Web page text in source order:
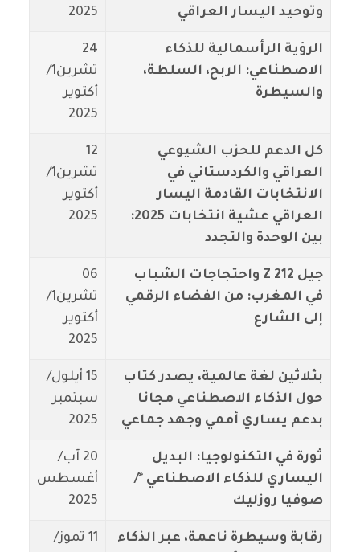
وتوحيد اليسار العراقي
2025
الرؤية الرأسمالية للذكاء
الاصطناعي: الربح، السلطة،
والسيطرة
24
تشرين1/
أكتوير
2025
كل الدعم للحزب الشيوعي
العراقي والكردستاني في
الانتخابات القادمة اليسار
العراقي عشية انتخابات 2025:
بين الوحدة والتجدد
12
تشرين1/
أكتوير
2025
جيل Z 212 واحتجاجات الشباب
في المغرب: من الفضاء الرقمي
إلى الشارع
06
تشرين1/
أكتوير
2025
بثلاثين لغة عالمية، يصدر كتاب
حول الذكاء الاصطناعي مجانا
بدعم يساري أممي وجهد جماعي
15 أيلول/
سبتمبر
2025
ثورة في التكنولوجيا: البديل
اليساري للذكاء الاصطناعي */
صوفيا روزليك
20 آب/
أغسطس
2025
رقابة وسيطرة ناعمة، عبر الذكاء
11 تموز/